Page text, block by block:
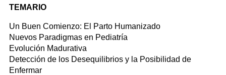
TEMARIO
Un Buen Comienzo: El Parto Humanizado
Nuevos Paradigmas en Pediatría
Evolución Madurativa
Detección de los Desequilibrios y la Posibilidad de
Enfermar